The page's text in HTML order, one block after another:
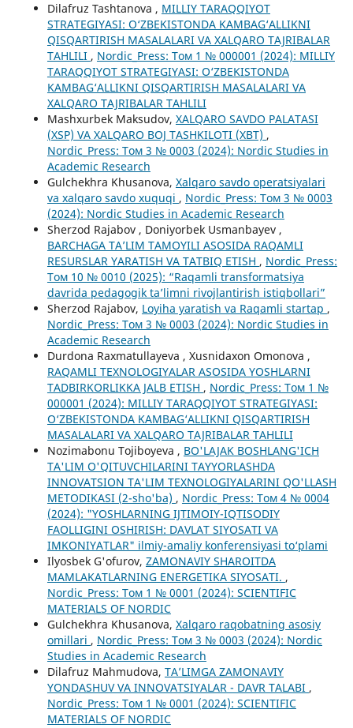
Dilafruz Tashtanova , MILLIY TARAQQIYOT
STRATEGIYASI: O‘ZBEKISTONDA KAMBAG‘ALLIKNI
QISQARTIRISH MASALALARI VA XALQARO TAJRIBALAR
TAHLILI , Nordic_Press: Том 1 № 000001 (2024): MILLIY
TARAQQIYOT STRATEGIYASI: O‘ZBEKISTONDA
KAMBAG‘ALLIKNI QISQARTIRISH MASALALARI VA
XALQARO TAJRIBALAR TAHLILI
Mashxurbek Maksudov, XALQARO SAVDO PALATASI
(XSP) VA XALQARO BOJ TASHKILOTI (XBT) ,
Nordic_Press: Том 3 № 0003 (2024): Nordic Studies in
Academic Research
Gulchekhra Khusanova, Xalqaro savdo operatsiyalari
va xalqaro savdo xuquqi , Nordic_Press: Том 3 № 0003
(2024): Nordic Studies in Academic Research
Sherzod Rajabov , Doniyorbek Usmanbayev ,
BARCHAGA TA’LIM TAMOYILI ASOSIDA RAQAMLI
RESURSLAR YARATISH VA TATBIQ ETISH , Nordic_Press:
Том 10 № 0010 (2025): “Raqamli transformatsiya
davrida pedagogik ta’limni rivojlantirish istiqbollari”
Sherzod Rajabov, Loyiha yaratish va Raqamli startap ,
Nordic_Press: Том 3 № 0003 (2024): Nordic Studies in
Academic Research
Durdona Raxmatullayeva , Xusnidaxon Omonova ,
RAQAMLI TEXNOLOGIYALAR ASOSIDA YOSHLARNI
TADBIRKORLIKKA JALB ETISH , Nordic_Press: Том 1 №
000001 (2024): MILLIY TARAQQIYOT STRATEGIYASI:
O‘ZBEKISTONDA KAMBAG‘ALLIKNI QISQARTIRISH
MASALALARI VA XALQARO TAJRIBALAR TAHLILI
Nozimabonu Tojiboyeva , BO'LAJAK BOSHLANG'ICH
TA'LIM O'QITUVCHILARINI TAYYORLASHDA
INNOVATSION TA'LIM TEXNOLOGIYALARINI QO'LLASH
METODIKASI (2-sho'ba) , Nordic_Press: Том 4 № 0004
(2024): "YOSHLARNING IJTIMOIY-IQTISODIY
FAOLLIGINI OSHIRISH: DAVLAT SIYOSATI VA
IMKONIYATLAR" ilmiy-amaliy konferensiyasi to‘plami
Ilyosbek G'ofurov, ZAMONAVIY SHAROITDA
MAMLAKATLARNING ENERGETIKA SIYOSATI. ,
Nordic_Press: Том 1 № 0001 (2024): SCIENTIFIC
MATERIALS OF NORDIC
Gulchekhra Khusanova, Xalqaro raqobatning asosiy
omillari , Nordic_Press: Том 3 № 0003 (2024): Nordic
Studies in Academic Research
Dilafruz Mahmudova, TA’LIMGA ZAMONAVIY
YONDASHUV VA INNOVATSIYALAR - DAVR TALABI ,
Nordic_Press: Том 1 № 0001 (2024): SCIENTIFIC
MATERIALS OF NORDIC